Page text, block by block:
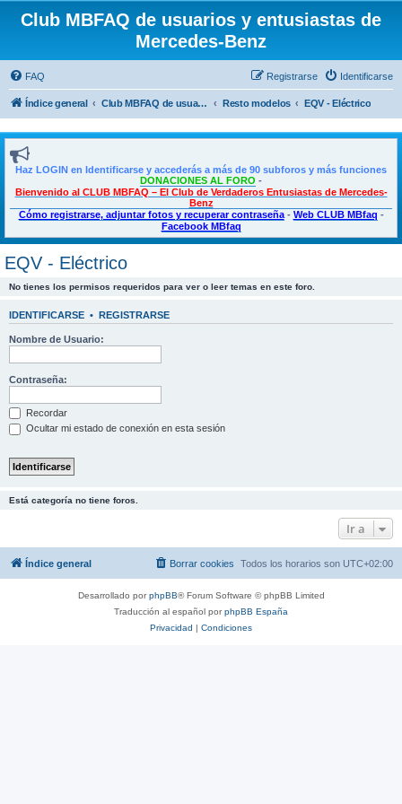
Club MBFAQ de usuarios y entusiastas de
Mercedes-Benz
FAQ Identificarse
Registrarse
Índice general Club MBFAQ de usuarios y entusiastas de Mercedes Benz Resto modelos EQV - Eléctrico
Haz LOGIN en Identificarse y accederás a más de 90 subforos y más funciones
DONACIONES AL FORO -
Bienvenido al CLUB MBFAQ – El Club de Verdaderos Entusiastas de Mercedes-
Benz
Cómo registrarse, adjuntar fotos y recuperar contraseña- Web CLUB MBfaq -
Facebook MBfaq
EQV - Eléctrico
No tienes los permisos requeridos para ver o leer temas en este foro.
IDENTIFICARSE • REGISTRARSE
Nombre de Usuario:
Contraseña:
Recordar
Ocultar mi estado de conexión en esta sesión
Está categoría no tiene foros.
Ir a
Índice general Todos los horarios son UTC+02:00
Borrar cookies
Desarrollado porphpBB® Forum Software © phpBB Limited
Traducción al español porphpBB España
Privacidad | Condiciones